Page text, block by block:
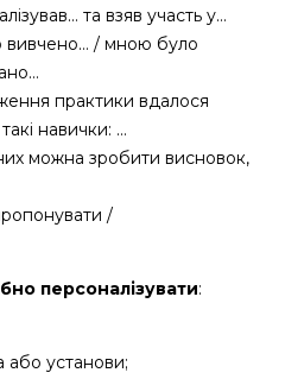
та взяв участь у…
вивчено… / мною було
практики вдалося
навички: …
можна зробити висновок,
/
персоналізувати:
або установи;